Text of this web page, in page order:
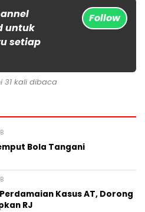
untuk
setiap
Follow
31 kali dibaca
Bola Tangani
Kasus AT, Dorong
RJ